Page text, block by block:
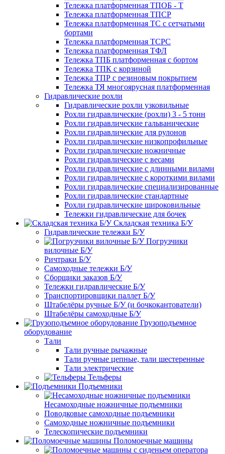
Тележка платформенная ТПОБ - Т
Тележка платформенная ТПСР
Тележка платформенная ТС с сетчатыми
бортами
Тележка платформенная ТСРС
Тележка платформенная ТФЛ
Тележка ТПБ платформенная с бортом
Тележка ТПК с корзиной
Тележка ТПР с резиновым покрытием
Тележка ТЯ многоярусная платформенная
Гидравлические рохли
Гидравлические рохли узковильные
Рохли гидравлические (рохли) 3 - 5 тонн
Рохли гидравлические гальванические
Рохли гидравлические для рулонов
Рохли гидравлические низкопрофильные
Рохли гидравлические ножничные
Рохли гидравлические с весами
Рохли гидравлические с длинными вилами
Рохли гидравлические с короткими вилами
Рохли гидравлические специализированные
Рохли гидравлические стандартные
Рохли гидравлические широковильные
Тележки гидравлические для бочек
Складская техника Б/У
Гидравлические тележки Б/У
Погрузчики
вилочные Б/У
Ричтраки Б/У
Самоходные тележки Б/У
Сборщики заказов Б/У
Тележки гидравлические Б/У
Транспортировщики паллет Б/У
Штабелёры ручные Б/У (и бочкокантователи)
Штабелёры самоходные Б/У
Грузоподъемное
оборудование
Тали
Тали ручные рычажные
Тали ручные цепные, тали шестеренные
Тали электрические
Тельферы
Подъемники
Несамоходные ножничные подъемники
Поводковые самоходные подъемники
Самоходные ножничные подъемники
Телескопические подъемники
Поломоечные машины